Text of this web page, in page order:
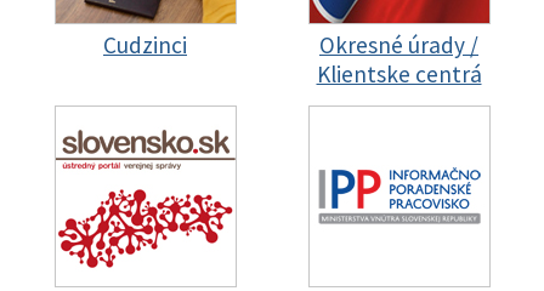
Cudzinci
Okresné úrady /
Klientske centrá